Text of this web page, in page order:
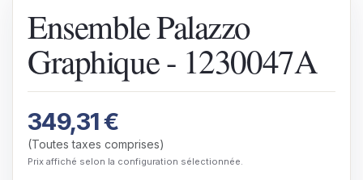
Ensemble Palazzo
Graphique - 1230047A
349,31€
(Toutes taxes comprises)
Prix affiché selon la configuration sélectionnée.